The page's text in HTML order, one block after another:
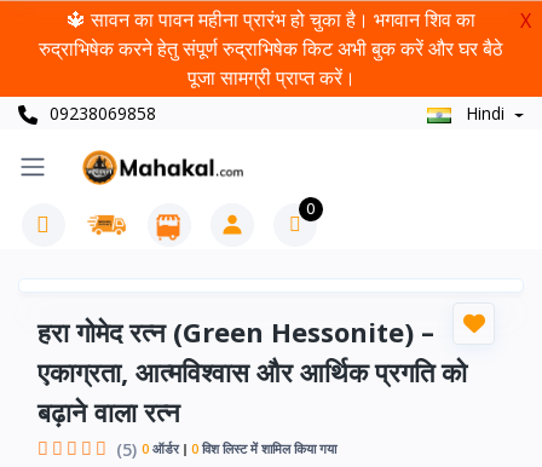
🔱 सावन का पावन महीना प्रारंभ हो चुका है। भगवान शिव का
रुद्राभिषेक करने हेतु संपूर्ण रुद्राभिषेक किट अभी बुक करें और घर बैठे
पूजा सामग्री प्राप्त करें।
X
09238069858 Hindi
0
हरा गोमेद रत्न (Green Hessonite) –
एकाग्रता, आत्मविश्वास और आर्थिक प्रगति को
बढ़ाने वाला रत्न
(5) 0 ऑर्डर 0 विश लिस्ट में शामिल किया गया